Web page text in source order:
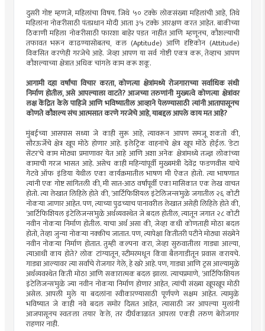
दुसरी गोष्ट म्हणजे, महिलांचा विषय. जिथे ५० टक्के लोकसंख्या महिलांची आहे, तिथे
महिलांना नोकरीसाठी पंतप्रधान मोदी आता ३५ टक्के आरक्षण करत आहेत. बाकीच्या
ठिकाणी महिला नोकरीसाठी फारशा बाहेर पडत नाहीत आणि म्हणूनच, कौशल्याची
तफावत भरून काढण्यासोबतच, कल (Aptitude) आणि दृष्टिकोन (Attitude)
विकसित करणेही गरजेचे आहे. जेव्हा आपण या सर्व गोष्टी एकत्र करू, तेव्हाच आपण
कौशल्याच्या क्षेत्रात अधिक चांगले काम करू शकू.
आगामी दहा वर्षांचा विचार करता, कोणत्या क्षेत्रांमध्ये रोजगाराच्या सर्वाधिक संधी
निर्माण होतील, असे आपल्याला वाटते? आजच्या तरुणांनी मुख्यत्वे कोणत्या क्षेत्रांवर
लक्ष केंद्रित केले पाहिजे आणि भविष्यातील आव्हाने पेलण्यासाठी त्यांनी आतापासूनच
कोणते कौशल्य संच आत्मसात करणे गरजेचे आहे, याबद्दल आपले काय मत आहे?
मुंबईच्या आसपास सध्या जे काही सुरू आहे, त्यावरून आपण समजू शकतो की,
सौरऊर्जेचे क्षेत्र खूप मोठे होणार आहे. इलेट्रिक वाहनांचे क्षेत्र खूप मोठे होईल. ‘डेटा
सेंटर’चे काम मोठ्या प्रमाणावर येत आहे आणि अशा अनेक क्षेत्रांमध्ये तज्ज्ञ लोकांच्या
कामाची गरज भासत आहे. असेच काही महिन्यांपूर्वी मुख्यमंत्री देवेंद्र फडणवीस यांचे
गेटवे ऑफ इंडिया येथील एका कार्यक्रमातील भाषण मी ऐकत होतो. त्या भाषणात
त्यांनी एक गोष्ट सांगितली की, मी सात-आठ वर्षांपूर्वी एका मासिकात एक लेख वाचत
होतो. त्या लेखात लिहिले होते की, ‘आर्टिफिशियल इंटेलिजन्स’मुळे जगातील २६ कोटी
नोकर्‍या जाणार आहेत. पण, त्याच्या पुढच्याच पानावरील लेखात असेही लिहिले होते की,
‘आर्टिफिशियल इंटेलिजन्स’मुळे अर्थव्यवस्थेत जे बदल होतील, त्यातून जगात २८ कोटी
नवीन नोकर्‍या निर्माण होतील. याचा अर्थ असा की, जेव्हा कधी कोणताही मोठा बदल
होतो, तेव्हा जुन्या नोकर्‍या नक्कीच जातात. पण, त्यापेक्षा कितीतरी पटीने मोठ्या संख्येने
नवीन नोकर्‍या निर्माण होतात. तुम्ही कल्पना करा, जेव्हा सुरुवातीला गाड्या आल्या,
त्याआधी काय होते? लोक टांग्यातून, स्टीमरमधून किंवा बैलगाडीतून प्रवास करायचे.
गाड्या आल्यावर त्या सर्वांचे रोजगार गेले, हे खरे आहे. पण, गाड्या आणि ट्रस आल्यामुळे
अर्थव्यवस्थेत किती मोठा आणि सकारात्मक बदल झाला. त्याचप्रमाणे, ‘आर्टिफिशियल
इंटेलिजन्स’मुळे ज्या नवीन नोकर्‍या निर्माण होणार आहेत, त्यांची संख्या खूपखूप मोठी
असेल. आपली मुले या बदलांना स्वीकारण्यासाठी पूर्णपणे सक्षम आहेत. त्यामुळे
भविष्यात जे काही नवे बदल समोर दिसत आहेत, त्यासाठी जर आपल्या मुलांनी
आजपासूनच स्वतःला तयार केले, तर दीर्घकाळात आपला एकही तरुण बेरोजगार
राहणार नाही.